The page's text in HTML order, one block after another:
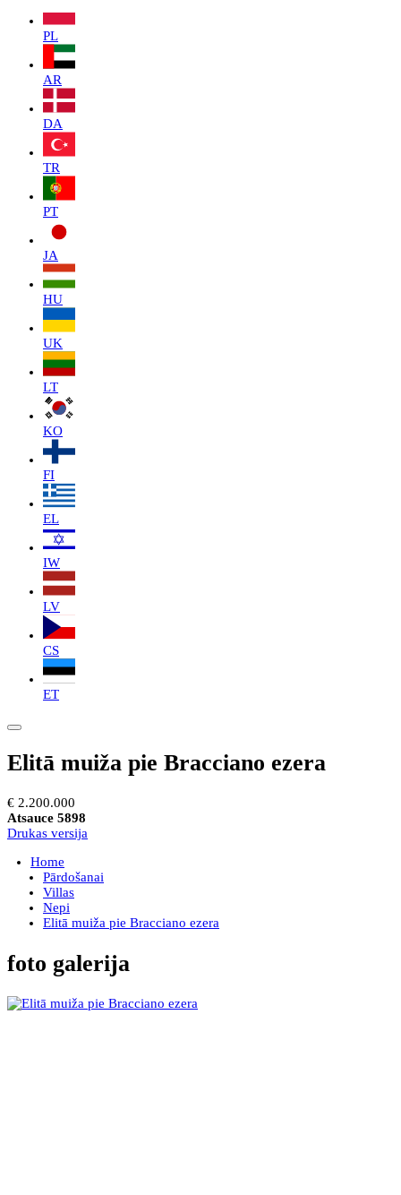
PL
AR
DA
TR
PT
JA
HU
UK
LT
KO
FI
EL
IW
LV
CS
ET
Elitā muiža pie Bracciano ezera
€ 2.200.000
Atsauce 5898
Drukas versija
Home
Pārdošanai
Villas
Nepi
Elitā muiža pie Bracciano ezera
foto galerija